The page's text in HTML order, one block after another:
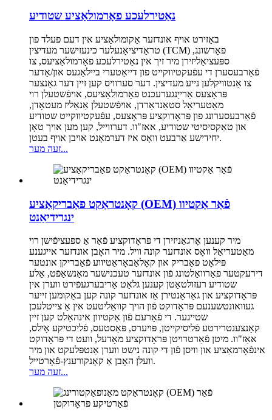
נאַטירלעכע פאָרמולאַציע שטודיע
באַזירט אויף אונדזער אַקומולאַציע אין דעם פעלד פון
טראַדיציאָנעלער כינעזישער מעדיצין (TCM) פאָרשונג,
ספּעציאַליזירן מיר זיך אין נאַטירלעכע פאָרמולאַציעס, צו
פֿאַרבעסערן די עפֿעקטיווקייט פון דייאַטערי ביילאַגעס און/אָדער
צו אַנטוויקלען נייע מעדיצין. דער סערוויס קען זיין דער גאַנצער
פּראָצעס אַרייַנגערעכנט פאָרמולאַציעס, אויפֿשטעלן רוי
מאַטעריאַל סטאַנדאַרדן, אויפֿשטעלן אַנאַליז מעטאָדן,
פֿאַרבעסערונג פון פּראָדוקציע פּראָצעס, עפֿעקטיווקייט שטודיע
און טאַקסיסיטי שטודיע, אאז"וו. דערווייל, קען מען אויך טאָן
יחידישע אַרבעט וואָס איז דערמאָנט אויבן אויף בעטן.
זעה מער...
קאָנטראַקט פאַבריקאַציע (OEM) פֿאַר אַקטיוו
ינגרידיאַנט
מיר קענען אָרגאַניזירן די פּראָדוקציע פֿאַר אַ ספּעציפֿישן רוי
מאַטעריאַל וואָס אונדזער קונה וויל. מיר האָבן אונדזער אייגענע
פּילאָט פאַבריק און קאָלאַבאָראַטיווע פֿאַבריקן אונטער
דירעקטער פאַרוואַלטונג פֿון אונדזער טעכנישער מאַנשאַפֿט, אַלע
שטודיע רעזולטאַטן קענען גלאַט אַריבערגעפֿירט ווערן אין
פּראָדוקציע און גאַראַנטירן אַז אונדזער קונה קען באַקומען זייער
געוואונטשענעם פּראָדוקט פֿון הויך קוואַליטעט אין אַ צייטלעכן
שטייגער. די פֿאָרעם פֿון אַקטיוון אינהאַלט קען זיין
קאָנצענטרירטע פֿליסיקייטן, פּויערס, פּאַסטעס, פֿליכטיקע אָילס,
אאַז"וו. מיטן פֿאַרטרויטן פּראָדוקציע מאָדעל, וועט די פּראָדוקט
אינפֿאָרמאַציע און וויסן פֿון די קונה נישט ווערן אַנטפּלעקט און מיר
וועלן האָבן אַ קאָנקורענץ-פֿאָרטייל.
זעה מער...